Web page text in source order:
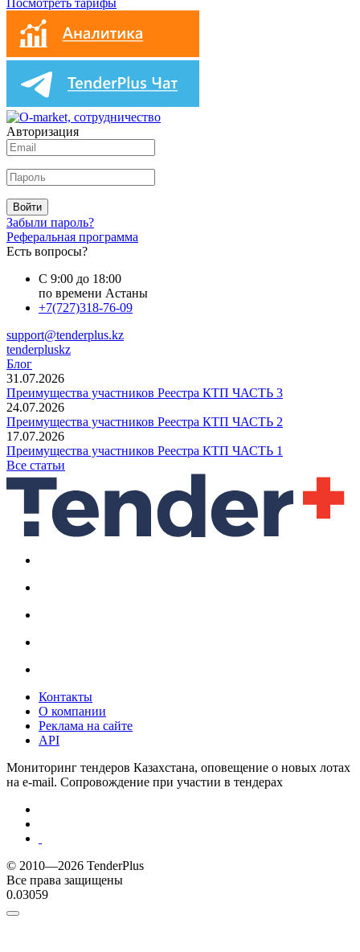
Авторизация
Войти
Забыли пароль?
Реферальная программа
Есть вопросы?
С 9:00 до 18:00
по времени Астаны
+7(727)318-76-09
support@tenderplus.kz
tenderpluskz
Блог
31.07.2026
Преимущества участников Реестра КТП ЧАСТЬ 3
24.07.2026
Преимущества участников Реестра КТП ЧАСТЬ 2
17.07.2026
Преимущества участников Реестра КТП ЧАСТЬ 1
Все статьи
Контакты
О компании
Реклама на сайте
API
Мониторинг тендеров Казахстана, оповещение о новых лотах
на e-mail. Сопровождение при участии в тендерах
© 2010—2026 TenderPlus
Все права защищены
0.03059